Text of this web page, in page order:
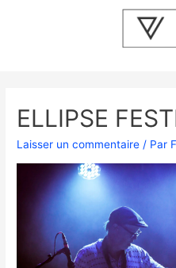
ELLIPSE
Laisser un commentaire / Par